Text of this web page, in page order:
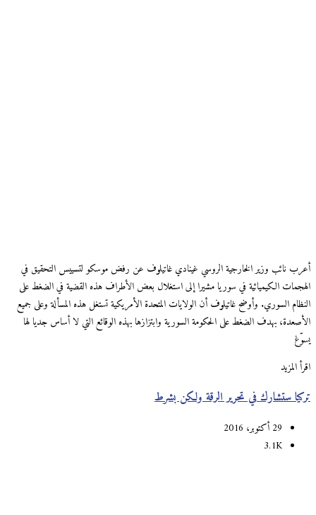
أعرب نائب وزير الخارجية الروسي غينادي غاتيلوف عن رفض موسكو لتسييس التحقيق في
الهجمات الكيميائية في سوريا مشيرا إلى استغلال بعض الأطراف هذه القضية في الضغط على
النظام السوري. وأوضح غاتيلوف أن الولايات المتحدة اﻷمريكية تستغل هذه المسألة وعلى جميع
الأصعدة، بهدف الضغط على الحكومة السورية وابتزازها بهذه الوقائع التي لا أساس جديا لها
يسوّغ
اقرأ المزيد
تركيا ستشارك في تحرير الرقة ولكن بشرط
29 أكتوبر، 2016
3.1K